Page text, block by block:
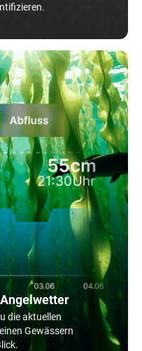
die aktuellen
Gewässern